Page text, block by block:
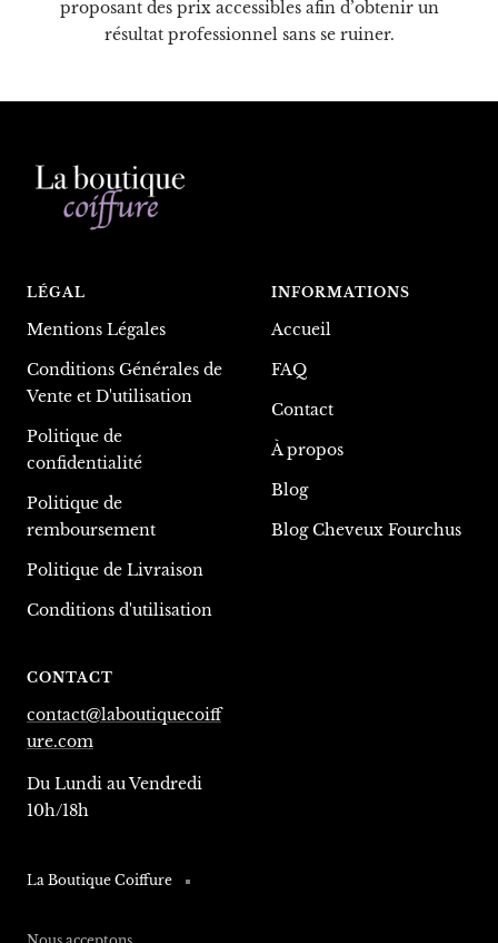
proposant des prix accessibles afin d’obtenir un
résultat professionnel sans se ruiner.
LÉGAL
Mentions Légales
Conditions Générales de
Vente et D'utilisation
Politique de
confidentialité
Politique de
remboursement
Politique de Livraison
Conditions d'utilisation
INFORMATIONS
Accueil
FAQ
Contact
À propos
Blog
Blog Cheveux Fourchus
CONTACT
contact@laboutiquecoiff
ure.com
Du Lundi au Vendredi
10h/18h
La Boutique Coiffure